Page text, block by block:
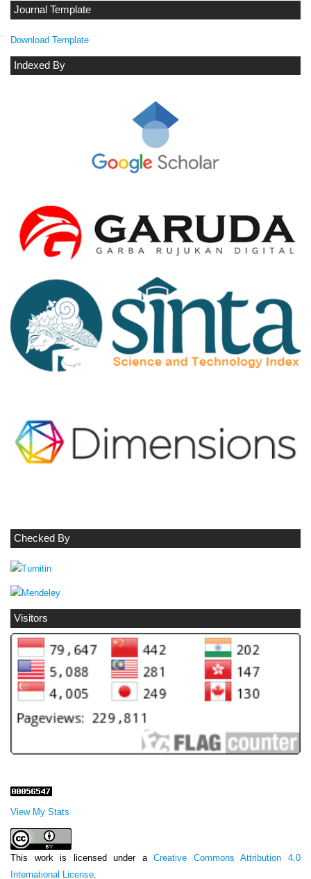
Journal Template
Download Template
Indexed By
Checked By
Visitors
View My Stats
This work is licensed under aCreative Commons Attribution 4.0
International License.